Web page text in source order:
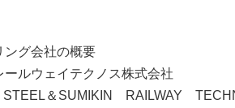
ング会社の概要
ルウェイテクノス株式会社
STEEL＆SUMIKIN RAILWAY